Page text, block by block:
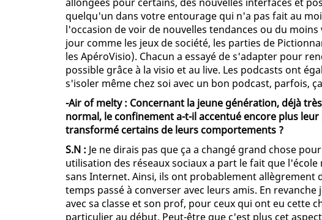
quelqu'un dans votre entourage qui n'a pas fait au
l'occasion de voir de nouvelles tendances ou du
jour comme les jeux de société, les parties de
les ApéroVisio). Chacun a essayé de s'adapter pour
possible grâce à la visio et au live. Les podcasts ont
s'isoler même chez soi avec un bon podcast, parfois,
-Air of melty : Concernant la jeune génération, déjà
normal, le confinement a-t-il accentué encore plus
transformé certains de leurs comportements ?
S.N : Je ne dirais pas que ça a changé grand chose
utilisation des réseaux sociaux a part le fait que
sans Internet. Ainsi, ils ont probablement allègrement
temps passé à converser avec leurs amis. En
avec sa classe et son prof, pour ceux qui ont eu cette
particulier au début. Peut-être que c'est plus cet